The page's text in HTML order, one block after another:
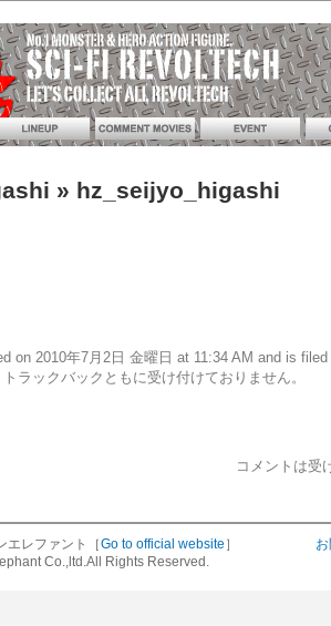
» hz_seijyo_higashi
on 2010年7月2日 金曜日 at 11:34 AM and is
ラックバックともに受け付けておりません。
コメントは受
エレファント［Go to official website ］
Co.,ltd.All Rights Reserved.